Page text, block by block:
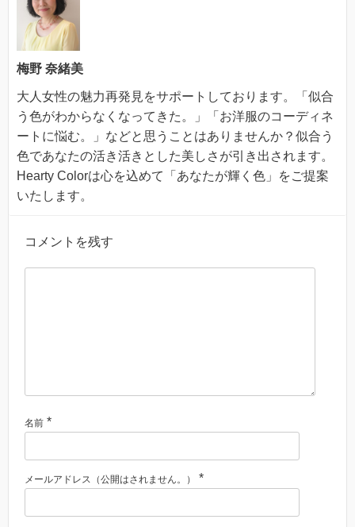
梅野 奈緒美
大人女性の魅力再発見をサポートしております。「似合
う色がわからなくなってきた。」「お洋服のコーディネ
ートに悩む。」などと思うことはありませんか？似合う
色であなたの活き活きとした美しさが引き出されます。
Hearty Colorは心を込めて「あなたが輝く色」をご提案
いたします。
コメントを残す
名前 *
メールアドレス（公開はされません。） *